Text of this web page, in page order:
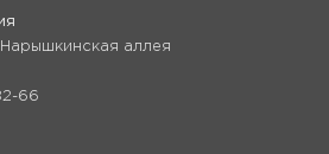
аллея
66